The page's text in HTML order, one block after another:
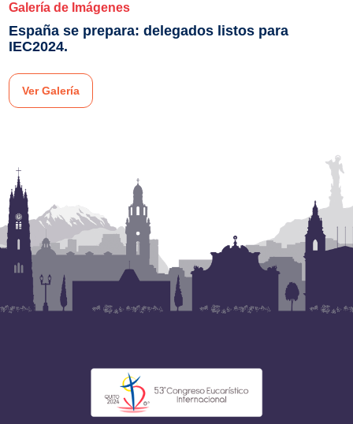
Galería de Imágenes
España se prepara: delegados listos para
IEC2024.
Ver Galería